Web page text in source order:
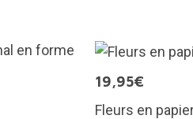
19,95€
Fleurs en